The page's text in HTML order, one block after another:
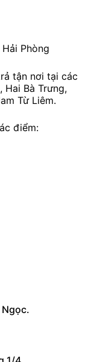
Phòng
tận nơi tại các
Hai Bà Trưng,
Từ Liêm.
điểm:
Ngọc.